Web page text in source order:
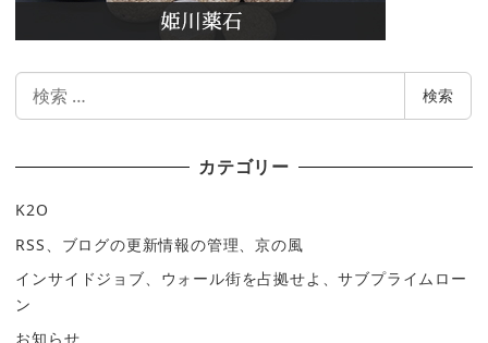
検
検索
カテゴリー
K2O
RSS、ブログの更新情報の管理、京の風
インサイドジョブ、ウォール街を占拠せよ、サブプライムロー
ン
お知らせ